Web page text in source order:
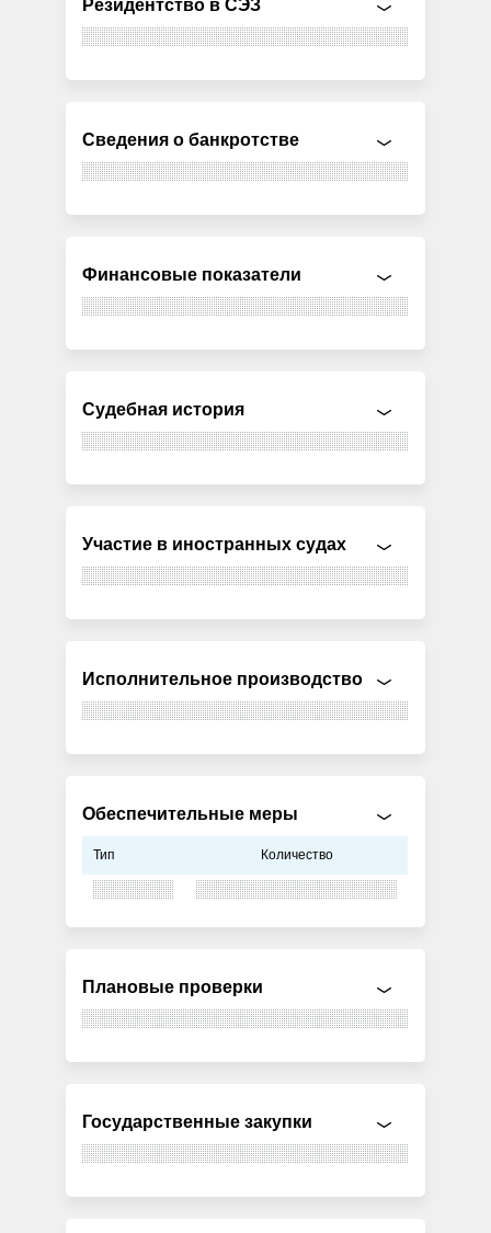
Резидентство в СЭЗ
Сведения о банкротстве
Финансовые показатели
Судебная история
Участие в иностранных судах
Исполнительное производство
Обеспечительные меры
Тип Количество
Плановые проверки
Государственные закупки